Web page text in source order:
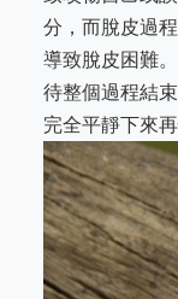
分，而脫皮過
導致脫皮困難
待整個過程結
完全平靜下來再